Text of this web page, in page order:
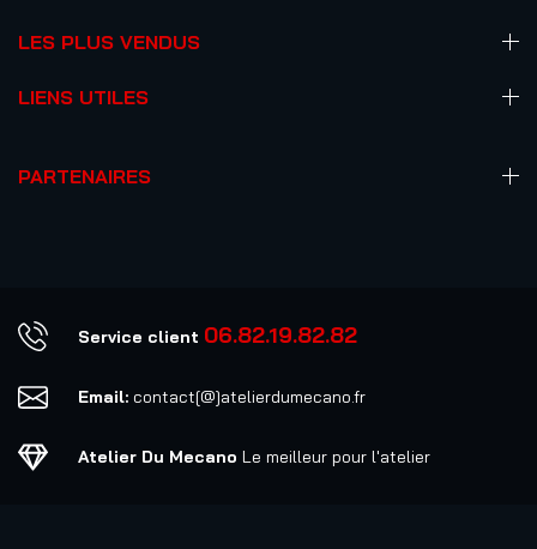
LES PLUS VENDUS
LIENS UTILES
PARTENAIRES
Service client 06.82.19.82.82
Email: contact[@]atelierdumecano.fr
Atelier Du Mecano Le meilleur pour l'atelier